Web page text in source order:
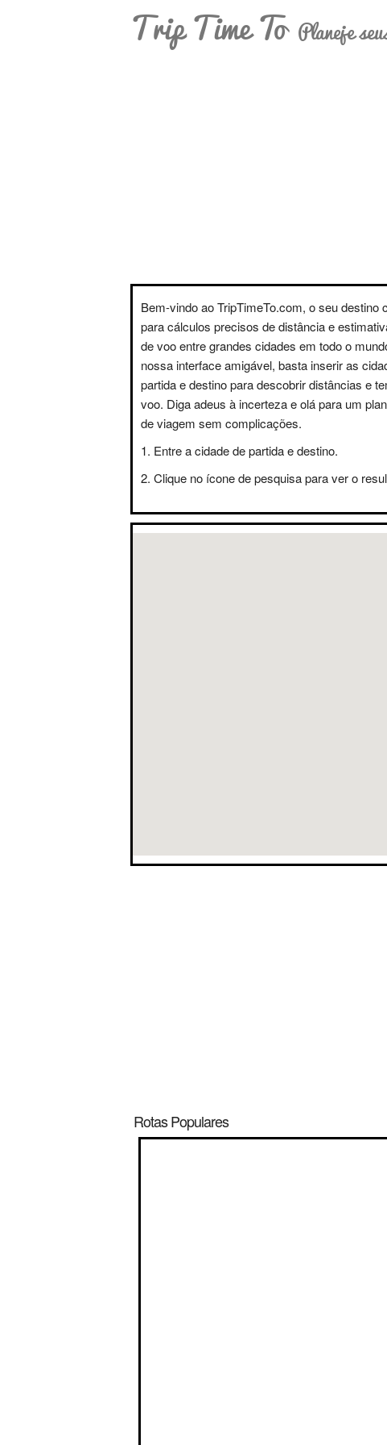
Trip Time To Planeje
Bem-vindo ao TripTimeTo.com, o seu destino
para cálculos precisos de distância e
de voo entre grandes cidades em todo o
nossa interface amigável, basta inserir as
partida e destino para descobrir distâncias e
voo. Diga adeus à incerteza e olá para um
de viagem sem complicações.
Entre a cidade de partida e destino.
Clique no ícone de pesquisa para ver o
Rotas Populares